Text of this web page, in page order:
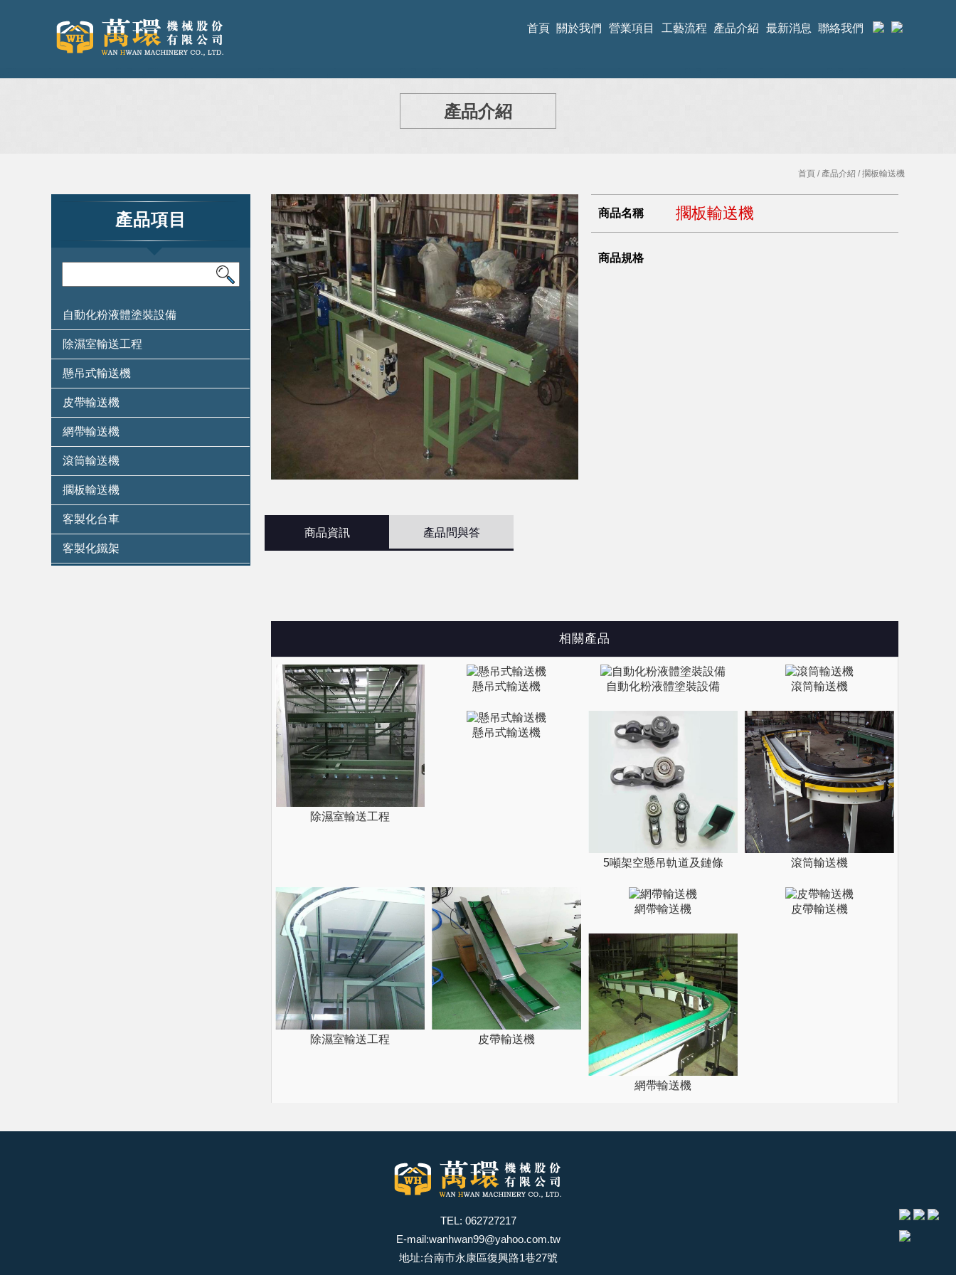
首頁 關於我們 營業項目 工藝流程 產品介紹 最新消息 聯絡我們
產品介紹
首頁 / 產品介紹 / 擱板輸送機
產品項目
自動化粉液體塗裝設備
除濕室輸送工程
懸吊式輸送機
皮帶輸送機
網帶輸送機
滾筒輸送機
擱板輸送機
客製化台車
客製化鐵架
商品名稱 擱板輸送機
商品規格
商品資訊 產品問與答
相關產品
除濕室輸送工程
懸吊式輸送機 自動化粉液體塗裝設備 滾筒輸送機
懸吊式輸送機
5噸架空懸吊軌道及鏈條 滾筒輸送機
除濕室輸送工程 皮帶輸送機
網帶輸送機 皮帶輸送機
網帶輸送機
TEL: 062727217
E-mail:wanhwan99@yahoo.com.tw
地址:台南市永康區復興路1巷27號